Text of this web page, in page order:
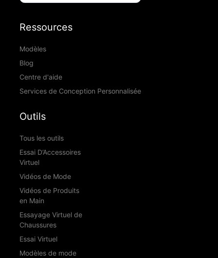
Ressources
Modèles
Blog
Centre d'aide
Services de Conception Personnalisée
Outils
Tous les outils
Essai D’Accessoires
Virtuel
Vidéos de Mode
Vidéos de Produits
en Main
Essayage Virtuel de
Chaussures
Essai Virtuel
Modèles de mode